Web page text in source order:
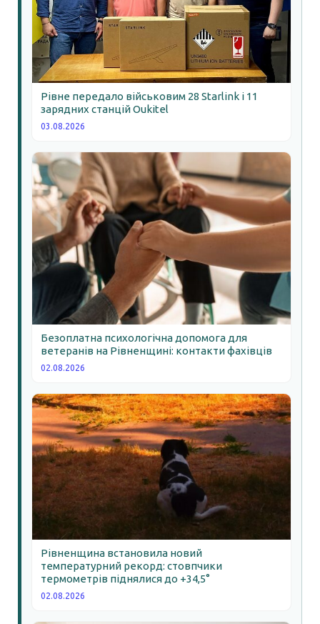
Рівне передало військовим 28 Starlink і 11
зарядних станцій Oukitel
03.08.2026
Безоплатна психологічна допомога для
ветеранів на Рівненщині: контакти фахівців
02.08.2026
Рівненщина встановила новий
температурний рекорд: стовпчики
термометрів піднялися до +34,5°
02.08.2026